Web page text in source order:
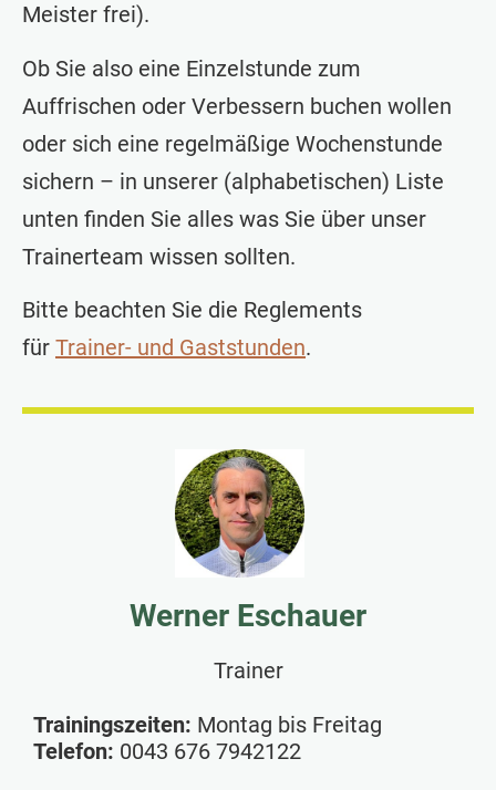
Meister frei).
Ob Sie also eine Einzelstunde zum
Auffrischen oder Verbessern buchen wollen
oder sich eine regelmäßige Wochenstunde
sichern – in unserer (alphabetischen) Liste
unten finden Sie alles was Sie über unser
Trainerteam wissen sollten.
Bitte beachten Sie die Reglements
für Trainer- und Gaststunden.
Werner Eschauer
Trainer
Trainingszeiten: Montag bis Freitag
Telefon: 0043 676 7942122